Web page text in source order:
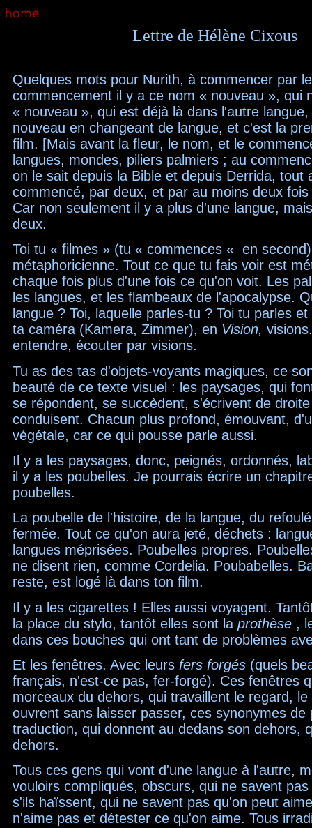
Lettre de Hélène Cixous
Quelques mots pour Nurith, à commencer par
commencement il y a ce nom « nouveau », qui
« nouveau », qui est déjà là dans l'autre
nouveau en changeant de langue, et c'est la
film. [Mais avant la fleur, le nom, et le
langues, mondes, piliers palmiers ; au
on le sait depuis la Bible et depuis Derrida, tout
commencé, par deux, et par au moins deux
Car non seulement il y a plus d'une langue,
deux.
Toi tu « filmes » (tu « commences « en
métaphoricienne. Tout ce que tu fais voir est
chaque fois plus d'une fois ce qu'on voit. Les
les langues, et les flambeaux de l'apocalypse.
langue ? Toi, laquelle parles-tu ? Toi tu parles
ta caméra (Kamera, Zimmer), en Vision,
entendre, écouter par visions.
Tu as des tas d'objets-voyants magiques, ce
beauté de ce texte visuel : les paysages, qui
se répondent, se succèdent, s'écrivent de
conduisent. Chacun plus profond, émouvant,
végétale, car ce qui pousse parle aussi.
Il y a les paysages, donc, peignés, ordonnés,
il y a les poubelles. Je pourrais écrire un
poubelles.
La poubelle de l'histoire, de la langue, du
fermée. Tout ce qu'on aura jeté, déchets :
langues méprisées. Poubelles propres.
ne disent rien, comme Cordelia. Poubabelles.
reste, est logé là dans ton film.
Il y a les cigarettes ! Elles aussi voyagent.
la place du stylo, tantôt elles sont la prothèse ,
dans ces bouches qui ont tant de problèmes
Et les fenêtres. Avec leurs fers forgés (quels
français, n'est-ce pas, fer-forgé). Ces fenêtres
morceaux du dehors, qui travaillent le regard,
ouvrent sans laisser passer, ces synonymes de
traduction, qui donnent au dedans son dehors,
dehors.
Tous ces gens qui vont d'une langue à l'autre,
vouloirs compliqués, obscurs, qui ne savent
s'ils haïssent, qui ne savent pas qu'on peut
n'aime pas et détester ce qu'on aime. Tous